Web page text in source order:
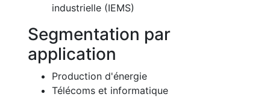
industrielle (IEMS)
Segmentation par
application
Production d'énergie
Télécoms et informatique